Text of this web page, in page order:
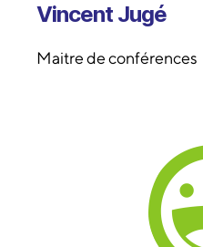
Vincent Jugé
Maitre de conférences